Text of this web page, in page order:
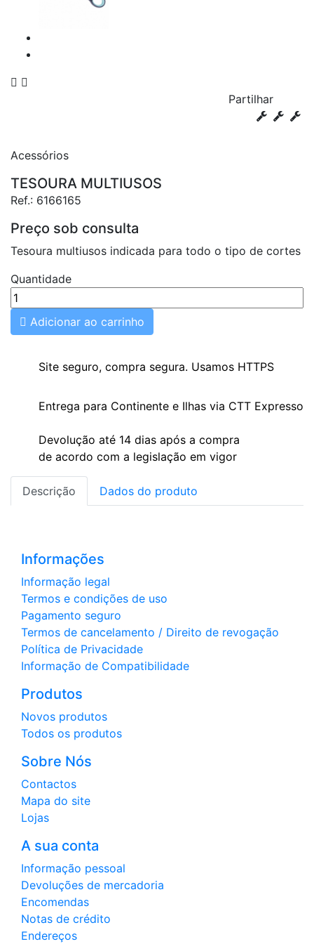
 
Partilhar
Acessórios
TESOURA MULTIUSOS
Ref.: 6166165
Preço sob consulta
Tesoura multiusos indicada para todo o tipo de cortes
Quantidade
 Adicionar ao carrinho
Site seguro, compra segura. Usamos HTTPS
Entrega para Continente e Ilhas via CTT Expresso
Devolução até 14 dias após a compra
de acordo com a legislação em vigor
Descrição Dados do produto
Informações
Informação legal
Termos e condições de uso
Pagamento seguro
Termos de cancelamento / Direito de revogação
Política de Privacidade
Informação de Compatibilidade
Produtos
Novos produtos
Todos os produtos
Sobre Nós
Contactos
Mapa do site
Lojas
A sua conta
Informação pessoal
Devoluções de mercadoria
Encomendas
Notas de crédito
Endereços